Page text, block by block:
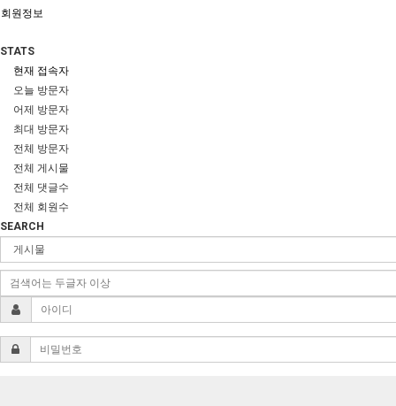
회원정보
STATS
현재 접속자
오늘 방문자
어제 방문자
최대 방문자
전체 방문자
전체 게시물
전체 댓글수
전체 회원수
SEARCH